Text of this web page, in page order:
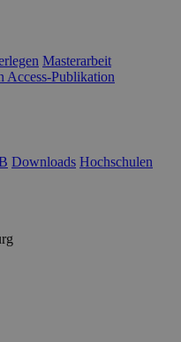
Masterarbeit
Access-Publikation
Downloads Hochschulen